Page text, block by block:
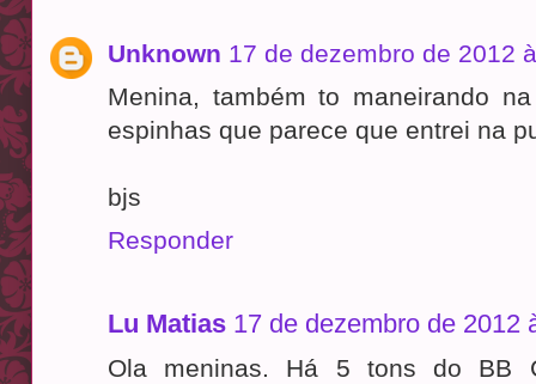
Unknown 17 de dezembro de 2012
Menina, também to maneirando
espinhas que parece que entrei na
bjs
Responder
Lu Matias 17 de dezembro de 2012
Ola meninas. Há 5 tons do BB